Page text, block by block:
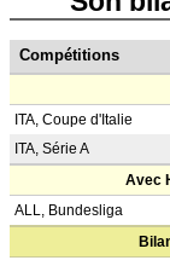
Compétitions
ITA, Coupe d'Italie
ITA, Série A
Avec
ALL, Bundesliga